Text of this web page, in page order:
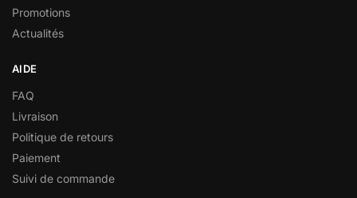
Promotions
Actualités
AIDE
FAQ
Livraison
Politique de retours
Paiement
Suivi de commande